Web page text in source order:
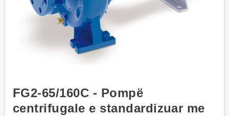
FG2-65/160C - Pompë
centrifugale e standardizuar me